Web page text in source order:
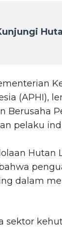
(APHI),
Berusaha
pelaku
Hutan
dalam
sektor